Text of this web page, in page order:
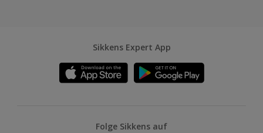
Sikkens Expert App
Folge Sikkens auf